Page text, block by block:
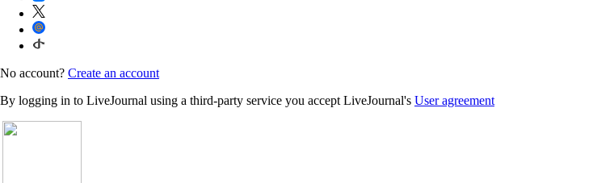
No account? Create an account
By logging in to LiveJournal using a third-party service you accept LiveJournal's User agreement